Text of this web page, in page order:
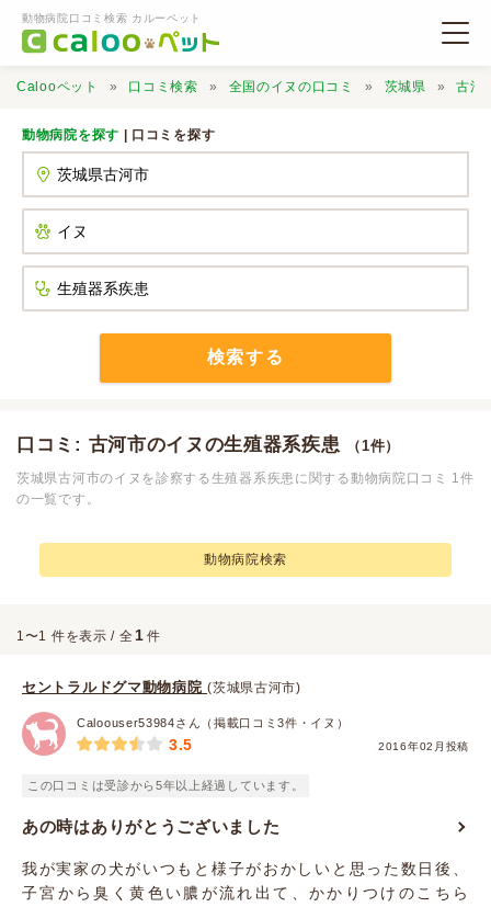
動物病院口コミ検索 カルーペット
口コミ検索
Calooペット 口コミ検索 全国のイヌの口コミ 茨城県 古河
動物病院を探す | 口コミを探す
検索する
口コミ: 古河市のイヌの生殖器系疾患 （1件）
茨城県古河市のイヌを診察する生殖器系疾患に関する動物病院口コミ 1件
の一覧です。
動物病院検索
1〜1 件を表示 / 全 1 件
セントラルドグマ動物病院(茨城県古河市)
Caloouser53984さん（掲載口コミ3件・イヌ）
2016年02月投稿
3.5
この口コミは受診から5年以上経過しています。
あの時はありがとうございました
我が実家の犬がいつもと様子がおかしいと思った数日後、
子宮から臭く黄色い膿が流れ出て、かかりつけのこちら